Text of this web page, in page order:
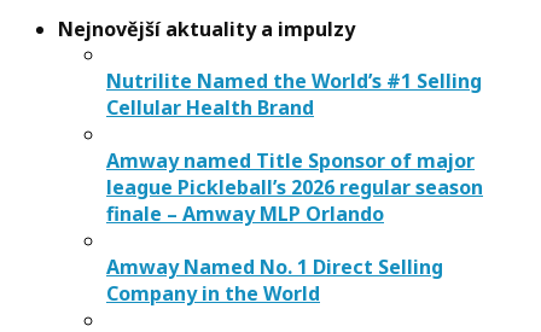
Nejnovější aktuality a impulzy
Nutrilite Named the World’s #1 Selling
Cellular Health Brand
Amway named Title Sponsor of major
league Pickleball’s 2026 regular season
finale – Amway MLP Orlando
Amway Named No. 1 Direct Selling
Company in the World